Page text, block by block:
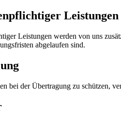
Leistungen
Leistungen werden von uns
abgelaufen sind.
bei der Übertragung zu schützen,